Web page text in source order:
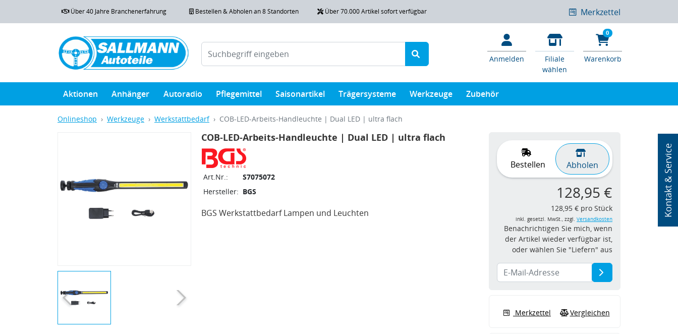
Kontakt & Service
Über 40 Jahre Branchenerfahrung Bestellen & Abholen an 8 Standorten Über 70.000 Artikel sofort verfügbar Merkzettel
Anmelden
Filiale
wählen
0
Warenkorb
Aktionen Anhänger Autoradio Pflegemittel Saisonartikel Trägersysteme Werkzeuge Zubehör
Onlineshop Werkzeuge Werkstattbedarf COB-LED-Arbeits-Handleuchte | Dual LED | ultra flach
COB-LED-Arbeits-Handleuchte | Dual LED | ultra flach
Art.Nr.:
S7075072
Hersteller: BGS
BGS Werkstattbedarf Lampen und Leuchten
Bestellen Abholen
128,95 €
128,95 € pro Stück
inkl. gesetzl. MwSt., zzgl. Versandkosten
Benachrichtigen Sie mich, wenn
der Artikel wieder verfügbar ist,
oder wählen Sie "Liefern" aus
Merkzettel Vergleichen